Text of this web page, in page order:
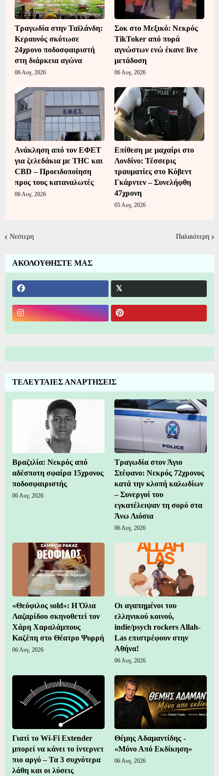
Τραγωδία στην Ταϊλάνδη:
Κεραυνός σκότωσε
24χρονο ποδοσφαιριστή
στη διάρκεια αγώνα
06 Αυγ, 2026
Σοκ στο Μεξικό: Νεκρός
TikToker από πυρά
αγνώστων ενώ έκανε live
μετάδοση
06 Αυγ, 2026
Ανάκληση από τον ΕΦΕΤ
για ζελεδάκια με THC και
CBD – Προειδοποίηση
προς τους καταναλωτές
06 Αυγ, 2026
Επίθεση με μαχαίρι στο
Λονδίνο: Τέσσερις
τραυματίες στο Κόβεντ
Γκάρντεν – Συνελήφθη
47χρονη
05 Αυγ, 2026
Νεότερη Παλαιότερη
ΑΚΟΛΟΥΘΗΣΤΕ ΜΑΣ
ΤΕΛΕΥΤΑΙΕΣ ΑΝΑΡΤΗΣΕΙΣ
Βραζιλία: Νεκρός από
αδέσποτη σφαίρα 15χρονος
ποδοσφαιριστής
06 Αυγ, 2026
Τραγωδία στον Άγιο
Στέφανο: Νεκρός 72χρονος
κατά την κλοπή καλωδίων
– Συνεργοί του
εγκατέλειψαν τη σορό στα
Άνω Λιόσια
06 Αυγ, 2026
«Θεόφιλος sold»: Η Όλια
Λαζαρίδου σκηνοθετεί τον
Χάρη Χαραλάμπους
Καζέπη στο Θέατρο Ψυρρή
06 Αυγ, 2026
Οι αγαπημένοι του
ελληνικού κοινού,
indie/psych rockers Allah-
Las επιστρέφουν στην
Αθήνα!
06 Αυγ, 2026
Γιατί το Wi-Fi Extender
μπορεί να κάνει το ίντερνετ
πιο αργό – Τα 3 συχνότερα
λάθη και οι λύσεις
Θέμης Αδαμαντίδης -
«Μόνο Από Εκδίκηση»
06 Αυγ, 2026